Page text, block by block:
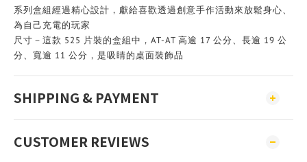
系列盒組經過精心設計，獻給喜歡透過創意手作活動來放鬆身心、
為自己充電的玩家
尺寸－這款 525 片裝的盒組中，AT-AT 高逾 17 公分、長逾 19 公
分、寬逾 11 公分，是吸睛的桌面裝飾品
SHIPPING & PAYMENT
CUSTOMER REVIEWS